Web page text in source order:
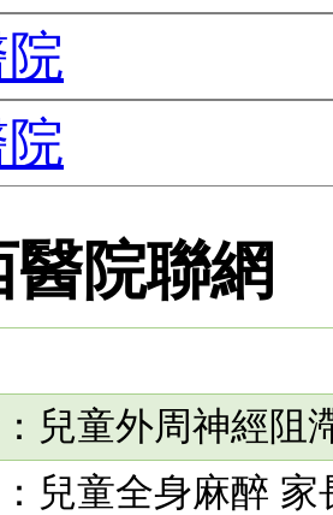
院聯網
兒童外周神經阻
兒童全身麻醉 家